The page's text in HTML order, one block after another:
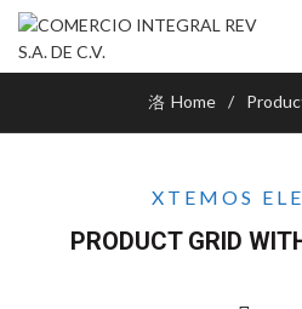
Home
XTEMOS
PRODUCT GRID